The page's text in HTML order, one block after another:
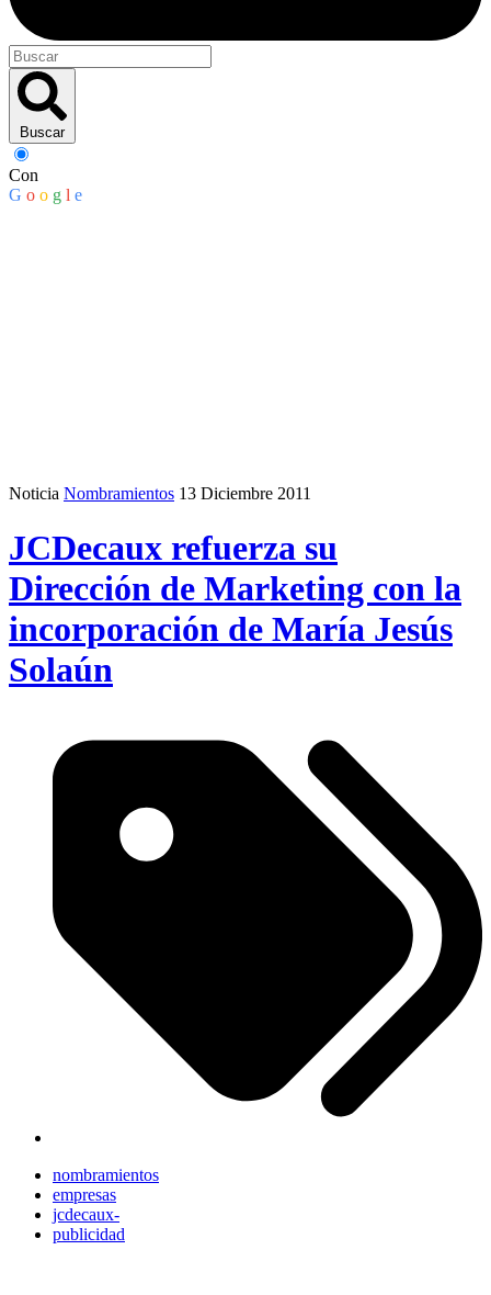
Buscar
Con
G o o g l e
Noticia Nombramientos 13 Diciembre 2011
JCDecaux refuerza su
Dirección de Marketing con la
incorporación de María Jesús
Solaún
nombramientos
empresas
jcdecaux-
publicidad